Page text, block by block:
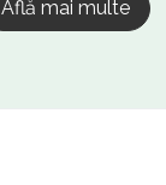
Află mai multe